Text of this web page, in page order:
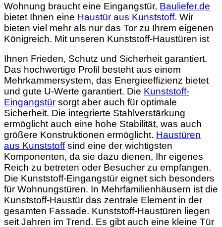
Wohnung braucht eine Eingangstür, Bauliefer.de
bietet Ihnen eine Haustür aus Kunststoff. Wir
bieten viel mehr als nur das Tor zu Ihrem eigenen
Königreich. Mit unseren Kunststoff-Haustüren ist
Ihnen Frieden, Schutz und Sicherheit garantiert.
Das hochwertige Profil besteht aus einem
Mehrkammersystem, das Energieeffizienz bietet
und gute U-Werte garantiert. Die Kunststoff-
Eingangstür sorgt aber auch für optimale
Sicherheit. Die integrierte Stahlverstärkung
ermöglicht auch eine hohe Stabilität, was auch
größere Konstruktionen ermöglicht. Haustüren
aus Kunststoffsind eine der wichtigsten
Komponenten, da sie dazu dienen, Ihr eigenes
Reich zu betreten oder Besucher zu empfangen.
Die Kunststoff-Eingangstür eignet sich besonders
für Wohnungstüren. In Mehrfamilienhäusern ist die
Kunststoff-Haustür das zentrale Element in der
gesamten Fassade. Kunststoff-Haustüren liegen
seit Jahren im Trend. Es gibt auch eine kleine Tür